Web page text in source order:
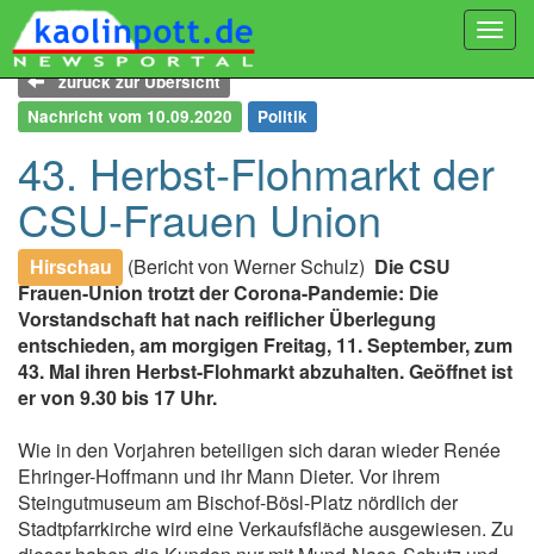
zurück zur Übersicht
Nachricht vom 10.09.2020
Politik
43. Herbst-Flohmarkt der
CSU-Frauen Union
Hirschau (Bericht von Werner Schulz) Die CSU
Frauen-Union trotzt der Corona-Pandemie: Die
Vorstandschaft hat nach reiflicher Überlegung
entschieden, am morgigen Freitag, 11. September, zum
43. Mal ihren Herbst-Flohmarkt abzuhalten. Geöffnet ist
er von 9.30 bis 17 Uhr.
Wie in den Vorjahren beteiligen sich daran wieder Renée
Ehringer-Hoffmann und ihr Mann Dieter. Vor ihrem
Steingutmuseum am Bischof-Bösl-Platz nördlich der
Stadtpfarrkirche wird eine Verkaufsfläche ausgewiesen. Zu